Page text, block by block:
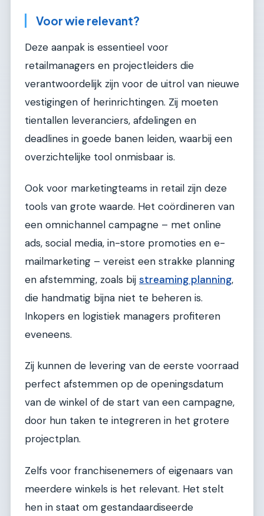
Voor wie relevant?
Deze aanpak is essentieel voor
retailmanagers en projectleiders die
verantwoordelijk zijn voor de uitrol van nieuwe
vestigingen of herinrichtingen. Zij moeten
tientallen leveranciers, afdelingen en
deadlines in goede banen leiden, waarbij een
overzichtelijke tool onmisbaar is.
Ook voor marketingteams in retail zijn deze
tools van grote waarde. Het coördineren van
een omnichannel campagne – met online
ads, social media, in-store promoties en e-
mailmarketing – vereist een strakke planning
en afstemming, zoals bij streaming planning,
die handmatig bijna niet te beheren is.
Inkopers en logistiek managers profiteren
eveneens.
Zij kunnen de levering van de eerste voorraad
perfect afstemmen op de openingsdatum
van de winkel of de start van een campagne,
door hun taken te integreren in het grotere
projectplan.
Zelfs voor franchisenemers of eigenaars van
meerdere winkels is het relevant. Het stelt
hen in staat om gestandaardiseerde